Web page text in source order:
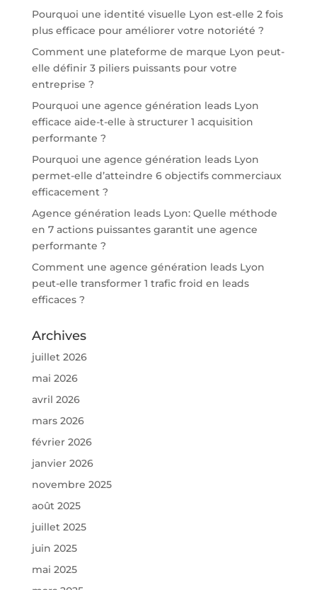
Pourquoi une identité visuelle Lyon est-elle 2 fois
plus efficace pour améliorer votre notoriété ?
Comment une plateforme de marque Lyon peut-
elle définir 3 piliers puissants pour votre
entreprise ?
Pourquoi une agence génération leads Lyon
efficace aide-t-elle à structurer 1 acquisition
performante ?
Pourquoi une agence génération leads Lyon
permet-elle d’atteindre 6 objectifs commerciaux
efficacement ?
Agence génération leads Lyon: Quelle méthode
en 7 actions puissantes garantit une agence
performante ?
Comment une agence génération leads Lyon
peut-elle transformer 1 trafic froid en leads
efficaces ?
Archives
juillet 2026
mai 2026
avril 2026
mars 2026
février 2026
janvier 2026
novembre 2025
août 2025
juillet 2025
juin 2025
mai 2025